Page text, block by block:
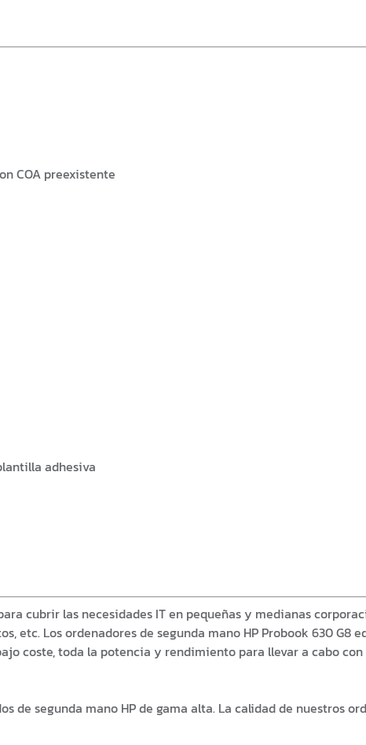
COA preexistente
adhesiva
cubrir las necesidades IT en pequeñas y medianas
etc. Los ordenadores de segunda mano HP Probook 630 G8
coste, toda la potencia y rendimiento para llevar a cabo
de segunda mano HP de gama alta. La calidad de nuestros